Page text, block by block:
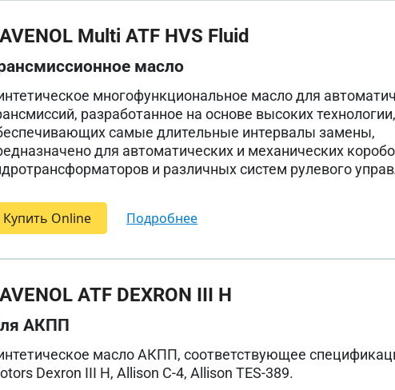
Multi ATF HVS Fluid
масло
многофункциональное масло для
разработанное на основе высоких технологии,
самые длительные интервалы замены,
для автоматических и механических
и различных систем рулевого
Купить Online подробнее
ATF DEXRON III H
АКПП
масло АКПП, соответствующее
Dexron III H, Allison C-4, Allison TES-389.